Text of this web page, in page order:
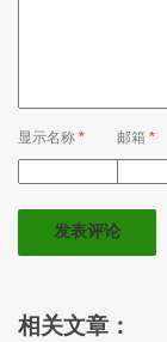
显示名称 * 邮箱*
相关文章：